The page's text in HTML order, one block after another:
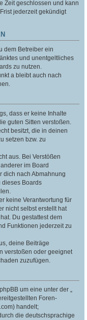
Zeit geschlossen und kann
jederzeit gekündigt
dem Betreiber ein
und unentgeltliches
zu nutzen.
a bleibt auch nach
dass er keine Inhalte
guten Sitten verstoßen.
besitzt, die in deinen
setzen bzw. zu
aus. Bei Verstößen
im Board
dich nach Abmahnung
dieses Boards
keine Verantwortung für
nicht selbst erstellt hat
Du gestattest dem
Funktionen jederzeit zu
deine Beiträge
verstoßen oder geeignet
zuzufügen.
um eine unter der „
Foren-
handelt;
die deutschsprachige